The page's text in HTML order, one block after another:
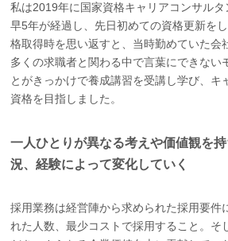
私は2019年に国家資格キャリアコンサルタ
早5年が経過し、先日初めての資格更新を
格取得時を思い返すと、当時勤めていた会
多くの求職者と関わる中で言葉にできない
とがきっかけで養成講習を受講し学び、キ
資格を目指しました。
一人ひとりが異なる考えや価値観を
況、経験によって変化していく
採用業務は経営陣から求められた採用要件
れた人数、最少コストで採用すること。そ